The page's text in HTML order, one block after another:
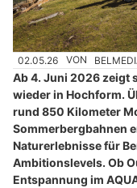
02.05.26 VON
Ab 4. Juni 2026 zeigt
wieder in Hochform.
rund 850 Kilometer
Sommerbergbahnen
Naturerlebnisse für
Ambitionslevels. Ob
Entspannung im